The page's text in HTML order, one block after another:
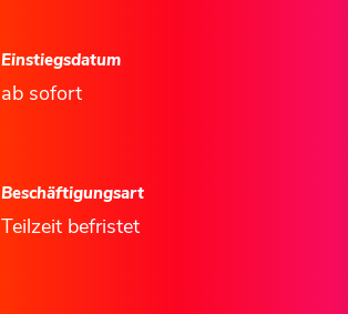
Einstiegsdatum
ab sofort
Beschäftigungsart
Teilzeit befristet